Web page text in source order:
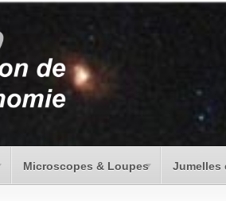
Microscopes & Loupes Jumelles